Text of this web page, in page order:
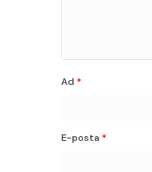
Ad *
E-posta *